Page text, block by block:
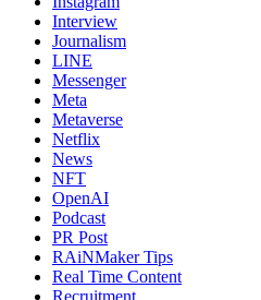
Interview
Journalism
LINE
Messenger
Meta
Metaverse
Netflix
News
NFT
OpenAI
Podcast
PR Post
RAiNMaker Tips
Real Time Content
Recruitment